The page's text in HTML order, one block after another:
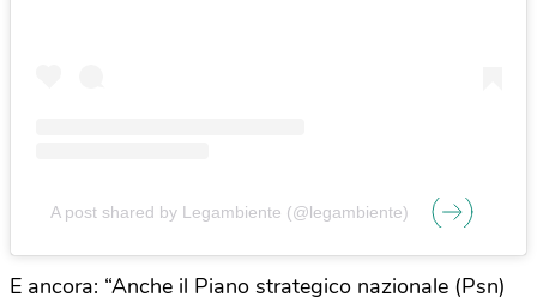
A post shared by Legambiente (@legambiente)
E ancora: “Anche il Piano strategico nazionale (Psn)